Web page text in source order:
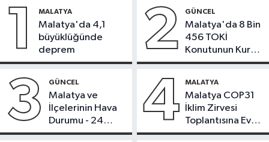
1 MALATYA
Malatya'da 4,1
büyüklüğünde
deprem
2 GÜNCEL
Malatya'da 8 Bin
456 TOKİ
Konutunun Kurası
Bugün Çekiliyor
3 GÜNCEL
Malatya ve
İlçelerinin Hava
Durumu - 24
Temmuz 2026
4 MALATYA
Malatya COP31
İklim Zirvesi
Toplantısına Ev
Sahipliği Yaptı